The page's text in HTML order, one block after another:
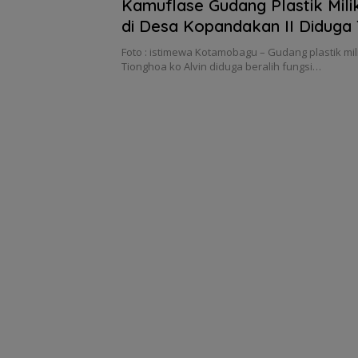
Kamuflase Gudang Plastik
di Desa Kopandakan II Diduga
Sianida, Polres Kotamobagu
Tindak Tegas
Foto : istimewa Kotamobagu – Gudang plastik
Tionghoa ko Alvin diduga beralih fungsi…